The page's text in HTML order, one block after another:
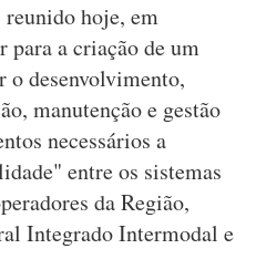
reunido hoje, em
para a criação de um
desenvolvimento,
manutenção e gestão
necessários a
entre os sistemas
da Região,
Integrado Intermodal e